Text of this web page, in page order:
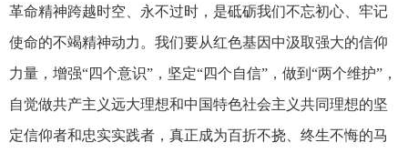
革命精神跨越时空、永不过时，是砥砺我们不忘初心、牢记
使命的不竭精神动力。我们要从红色基因中汲取强大的信仰
力量，增强“四个意识”，坚定“四个自信”，做到“两个维护”，
自觉做共产主义远大理想和中国特色社会主义共同理想的坚
定信仰者和忠实实践者，真正成为百折不挠、终生不悔的马